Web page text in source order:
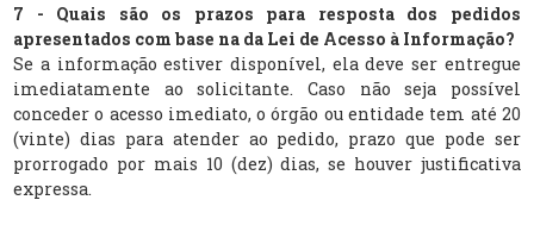
7 - Quais são os prazos para resposta dos pedidos
apresentados com base na da Lei de Acesso à Informação?
Se a informação estiver disponível, ela deve ser entregue
imediatamente ao solicitante. Caso não seja possível
conceder o acesso imediato, o órgão ou entidade tem até 20
(vinte) dias para atender ao pedido, prazo que pode ser
prorrogado por mais 10 (dez) dias, se houver justificativa
expressa.